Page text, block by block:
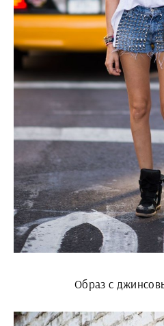
Образ с